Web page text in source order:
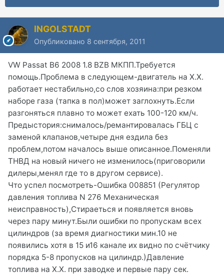
INGOLSTADT
Опубликовано 8 сентября, 2011
VW Passat B6 2008 1.8 BZB МКПП.Требуется
помощь.Проблема в следующем-двигатель на Х.Х.
работает нестабильно,со слов хозяина:при резком
наборе газа (тапка в пол)может заглохнуть.Если
разгоняться плавно то может ехать 100-120 км/ч.
Предыстория:снималось/ремантировалась ГБЦ с
заменой клапанов,четыре дня ездила без
проблем,потом началось выше описанное.Поменяли
ТНВД на новый ничего не изменилось(приговорили
дилеры,менял где то в другом сервисе).
Что успел посмотреть-Ошибка 008851 (Регулятор
давления топлива N 276 Механическая
неисправность),Стираеться и появляется вновь
через пару минут.Были ошибки по пропускам всех
цилиндров (за время диагностики мин.10 не
появились хотя в 15 и16 канале их видно по счётчику
порядка 5-8 пропусков на цилиндр.)Давление
топлива на Х.Х. при заводке и первые пару сек.